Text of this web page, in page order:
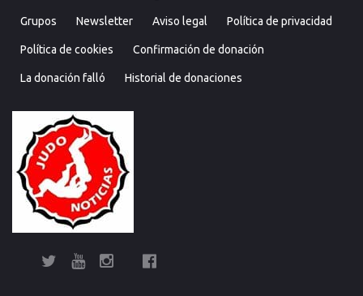
Grupos Newsletter Aviso legal Política de privacidad
Política de cookies Confirmación de donación
La donación falló Historial de donaciones
Enciclopedia
TwitterYouTubeInstagramEntrevistas
Facebook